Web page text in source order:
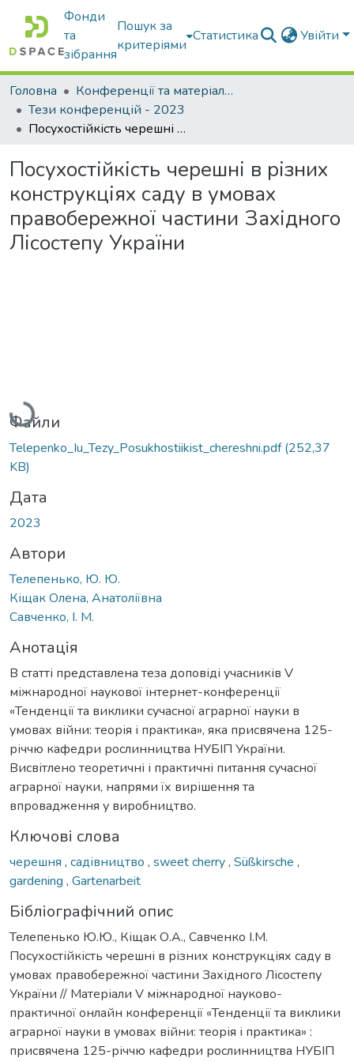
Фонди
та
зібрання
Пошук за
критеріями
Статистика Увійти
Головна
Конференції та матеріали конференцій
Тези конференцій - 2023
Посухостійкість черешні в різних конструкціях саду в умовах правобережної частини Західного Лісостепу України
Посухостійкість черешні в різних
конструкціях саду в умовах
правобережної частини Західного
Лісостепу України
Вантажиться...
Файли
Telepenko_Iu_Tezy_Posukhostiikist_chereshni.pdf(252,37
KB)
Дата
2023
Автори
Телепенько, Ю. Ю.
Кіщак Олена, Анатоліївна
Савченко, І. М.
Анотація
В статті представлена теза доповіді учасників V
міжнародної наукової інтернет-конференції
«Тенденції та виклики сучасної аграрної науки в
умовах війни: теорія і практика», яка присвячена 125-
річчю кафедри рослинництва НУБІП України.
Висвітлено теоретичні і практичні питання сучасної
аграрної науки, напрями їх вирішення та
впровадження у виробництво.
Ключові слова
черешня , садівництво , sweet cherry, Süßkirsche ,
gardening , Gartenarbeit
Бібліографічний опис
Телепенько Ю.Ю., Кіщак О.А., Савченко І.М.
Посухостійкість черешні в різних конструкціях саду в
умовах правобережної частини Західного Лісостепу
України // Матеріали V міжнародної науково-
практичної онлайн конференції «Тенденції та виклики
аграрної науки в умовах війни: теорія і практика» :
присвячена 125-річчю кафедри рослинництва НУБІП